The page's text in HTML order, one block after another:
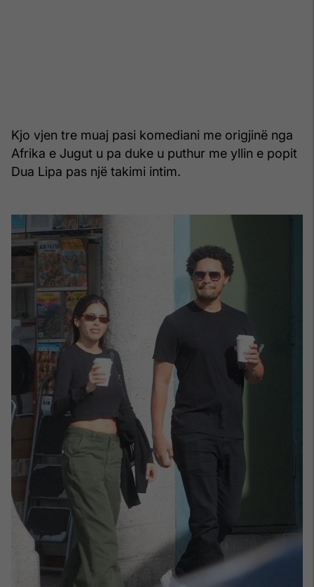
Kjo vjen tre muaj pasi komediani me origjinë nga
Afrika e Jugut u pa duke u puthur me yllin e popit
Dua Lipa pas një takimi intim.